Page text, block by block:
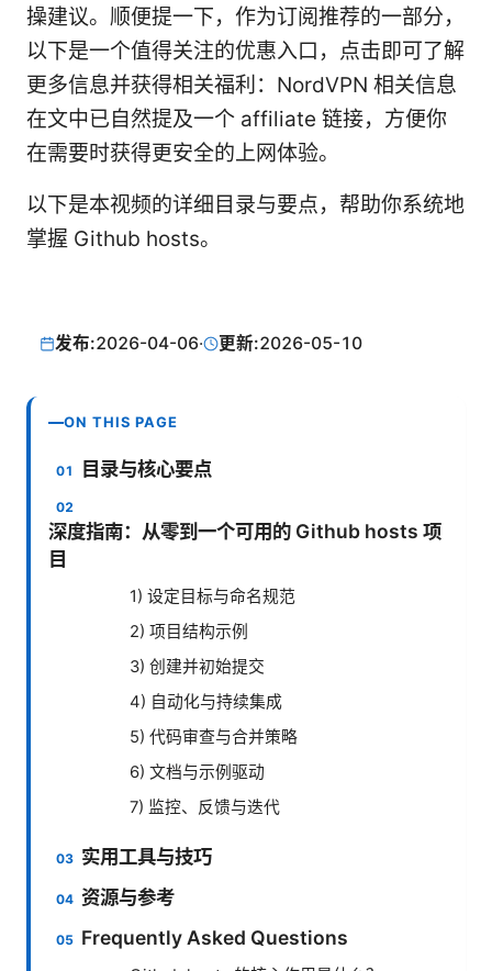
操建议。顺便提一下，作为订阅推荐的一部分，
以下是一个值得关注的优惠入口，点击即可了解
更多信息并获得相关福利：NordVPN 相关信息
在文中已自然提及一个 affiliate 链接，方便你
在需要时获得更安全的上网体验。
以下是本视频的详细目录与要点，帮助你系统地
掌握 Github hosts。
发布:2026-04-06· 更新:2026-05-10
ON THIS PAGE
目录与核心要点
深度指南：从零到一个可用的 Github hosts 项
目
1) 设定目标与命名规范
2) 项目结构示例
3) 创建并初始提交
4) 自动化与持续集成
5) 代码审查与合并策略
6) 文档与示例驱动
7) 监控、反馈与迭代
实用工具与技巧
资源与参考
Frequently Asked Questions